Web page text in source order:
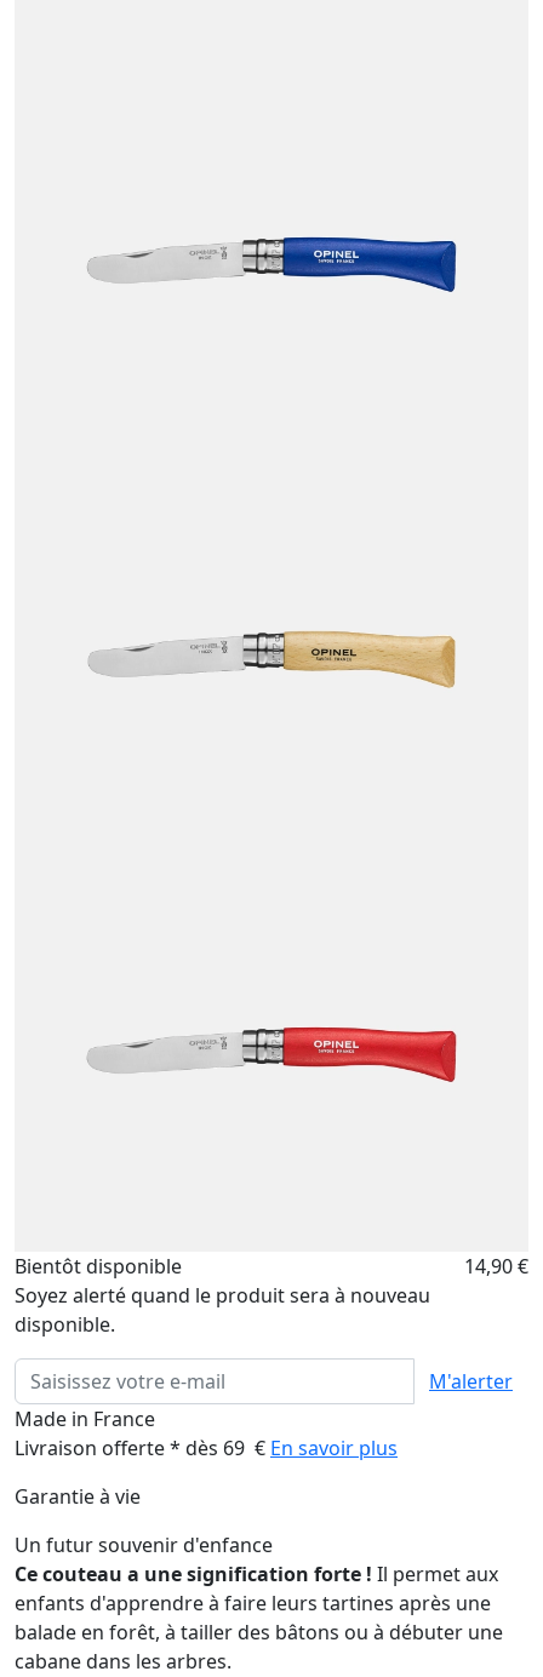
Bientôt disponible
14,90 €
Soyez alerté quand le produit sera à nouveau
disponible.
M'alerter
Made in France
Livraison offerte * dès 69 € En savoir plus
Garantie à vie
Un futur souvenir d'enfance
Ce couteau a une signification forte ! Il permet aux
enfants d'apprendre à faire leurs tartines après une
balade en forêt, à tailler des bâtons ou à débuter une
cabane dans les arbres.